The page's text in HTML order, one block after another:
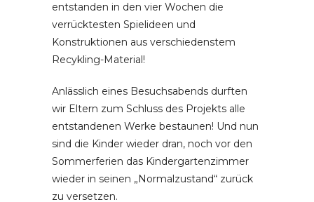
entstanden in den vier Wochen die
verrücktesten Spielideen und
Konstruktionen aus verschiedenstem
Recykling-Material!
Anlässlich eines Besuchsabends durften
wir Eltern zum Schluss des Projekts alle
entstandenen Werke bestaunen! Und nun
sind die Kinder wieder dran, noch vor den
Sommerferien das Kindergartenzimmer
wieder in seinen „Normalzustand“ zurück
zu versetzen.